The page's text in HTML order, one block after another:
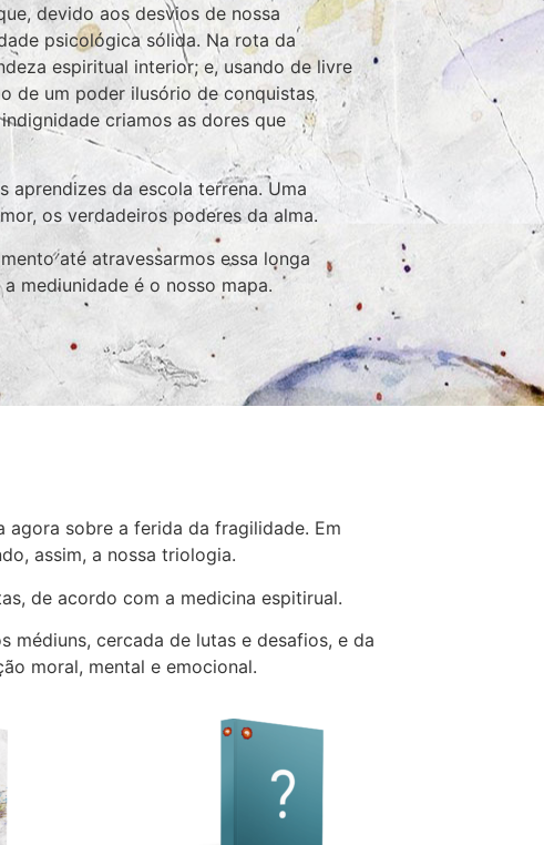
devido aos desvios de nossa
psicológica sólida. Na rota da
espiritual interior; e, usando de livre
de um poder ilusório de conquistas
criamos as dores que
da escola terrena. Uma
os verdadeiros poderes da alma.
até atravessarmos essa longa
mediunidade é o nosso mapa.
agora sobre a ferida da fragilidade. Em
assim, a nossa triologia.
de acordo com a medicina espitirual.
médiuns, cercada de lutas e desafios, e da
moral, mental e emocional.